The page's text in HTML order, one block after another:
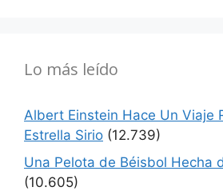
Lo más leído
Albert Einstein Hace Un Viaje
Estrella Sirio (12.739)
Una Pelota de Béisbol Hecha
(10.605)